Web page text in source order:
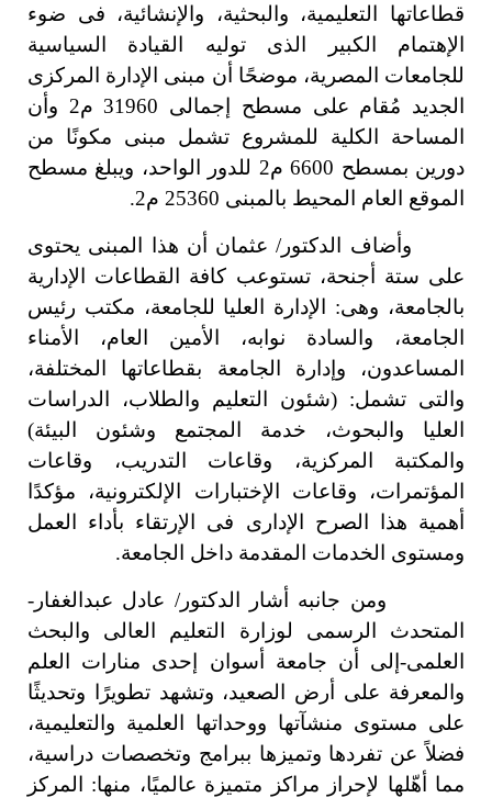
قطاعاتها التعليمية، والبحثية، والإنشائية، فى ضوء
الإهتمام الكبير الذى توليه القيادة السياسية
للجامعات المصرية، موضحًا أن مبنى الإدارة المركزى
الجديد مُقام على مسطح إجمالى 31960 م2 وأن
المساحة الكلية للمشروع تشمل مبنى مكونًا من
دورين بمسطح 6600 م2 للدور الواحد، ويبلغ مسطح
الموقع العام المحيط بالمبنى 25360 م2.
وأضاف الدكتور/ عثمان أن هذا المبنى يحتوى
على ستة أجنحة، تستوعب كافة القطاعات الإدارية
بالجامعة، وهى: الإدارة العليا للجامعة، مكتب رئيس
الجامعة، والسادة نوابه، الأمين العام، الأمناء
المساعدون، وإدارة الجامعة بقطاعاتها المختلفة،
والتى تشمل: (شئون التعليم والطلاب، الدراسات
العليا والبحوث، خدمة المجتمع وشئون البيئة)
والمكتبة المركزية، وقاعات التدريب، وقاعات
المؤتمرات، وقاعات الإختبارات الإلكترونية، مؤكدًا
أهمية هذا الصرح الإدارى فى الإرتقاء بأداء العمل
ومستوى الخدمات المقدمة داخل الجامعة.
ومن جانبه أشار الدكتور/ عادل عبدالغفار-
المتحدث الرسمى لوزارة التعليم العالى والبحث
العلمى-إلى أن جامعة أسوان إحدى منارات العلم
والمعرفة على أرض الصعيد، وتشهد تطويرًا وتحديثًا
على مستوى منشآتها ووحداتها العلمية والتعليمية،
فضلاً عن تفردها وتميزها ببرامج وتخصصات دراسية،
مما أهّلها لإحراز مراكز متميزة عالميًا، منها: المركز